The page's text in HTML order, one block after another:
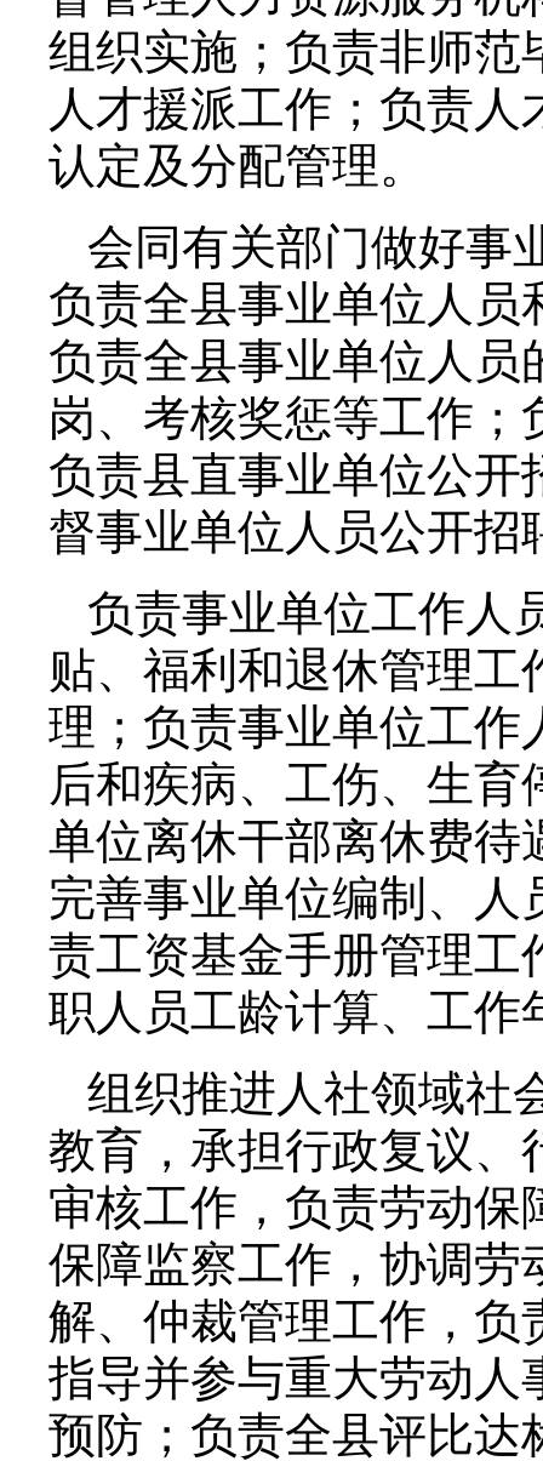
组织实施；负责非师范
人才援派工作；负责
认定及分配管理。
会同有关部门做好事
负责全县事业单位人员
负责全县事业单位人员
岗、考核奖惩等工作
负责县直事业单位公开
督事业单位人员公开招
负责事业单位工作人
贴、福利和退休管理
理；负责事业单位工作
后和疾病、工伤、生
单位离休干部离休费待
完善事业单位编制、
责工资基金手册管理工
职人员工龄计算、工作
组织推进人社领域社
教育，承担行政复议、
审核工作，负责劳动保
保障监察工作，协调劳
解、仲裁管理工作，负
指导并参与重大劳动人
预防；负责全县评比达